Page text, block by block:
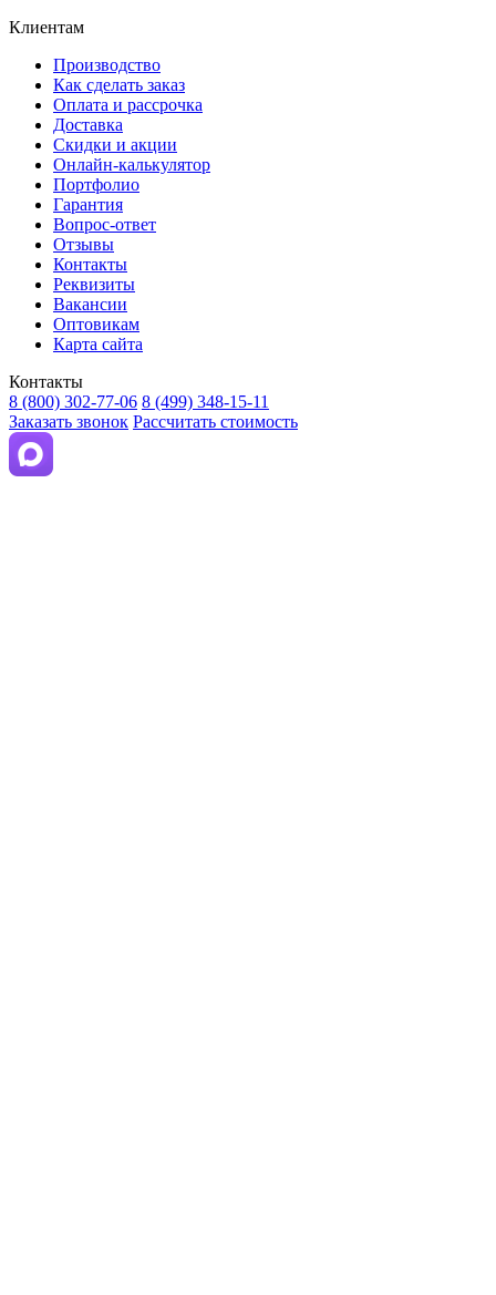
Клиентам
Производство
Как сделать заказ
Оплата и рассрочка
Доставка
Скидки и акции
Онлайн-калькулятор
Портфолио
Гарантия
Вопрос-ответ
Отзывы
Контакты
Реквизиты
Вакансии
Оптовикам
Карта сайта
Контакты
8 (800) 302-77-06 8 (499) 348-15-11
Заказать звонок Рассчитать стоимость